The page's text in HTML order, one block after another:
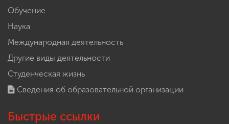
Обучение
Наука
Международная деятельность
Другие виды деятельности
Студенческая жизнь
Сведения об образовательной организации
Быстрые ссылки